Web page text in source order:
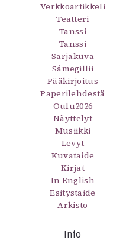
Verkkoartikkeli
Teatteri
Tanssi
Tanssi
Sarjakuva
Sámegillii
Pääkirjoitus
Paperilehdestä
Oulu2026
Näyttelyt
Musiikki
Levyt
Kuvataide
Kirjat
In English
Esitystaide
Arkisto
Info